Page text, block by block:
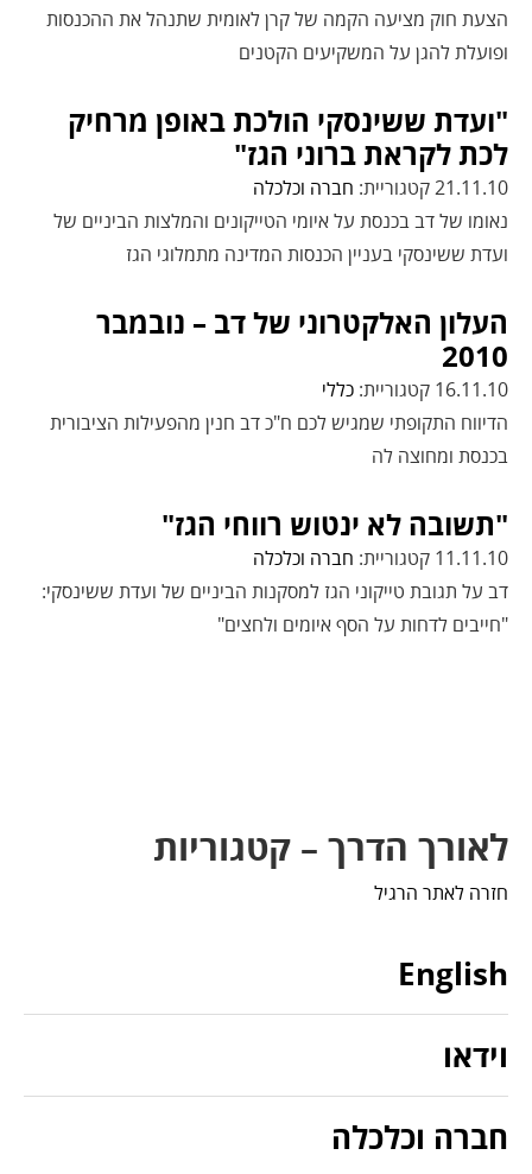
הצעת חוק מציעה הקמה של קרן לאומית שתנהל את ההכנסות
ופועלת להגן על המשקיעים הקטנים
"ועדת ששינסקי הולכת באופן מרחיק
לכת לקראת ברוני הגז"
21.11.10 קטגוריית:
חברה וכלכלה
נאומו של דב בכנסת על איומי הטייקונים והמלצות הביניים של
ועדת ששינסקי בעניין הכנסות המדינה מתמלוגי הגז
העלון האלקטרוני של דב – נובמבר
2010
16.11.10 קטגוריית:
כללי
הדיווח התקופתי שמגיש לכם ח"כ דב חנין מהפעילות הציבורית
בכנסת ומחוצה לה
"תשובה לא ינטוש רווחי הגז"
11.11.10 קטגוריית:
חברה וכלכלה
דב על תגובת טייקוני הגז למסקנות הביניים של ועדת ששינסקי:
"חייבים לדחות על הסף איומים ולחצים"
לאורך הדרך – קטגוריות
חזרה לאתר הרגיל
English
וידאו
חברה וכלכלה